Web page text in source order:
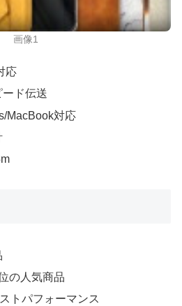
画像1
応
ド伝送
MacBook対応
の人気商品
トパフォーマンス